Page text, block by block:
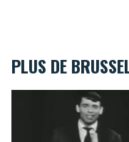
PLUS DE
Ils chantent Bruxelles